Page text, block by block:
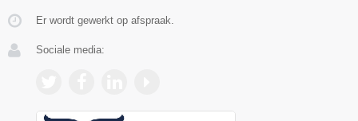
Er wordt gewerkt op afspraak.
Sociale media: